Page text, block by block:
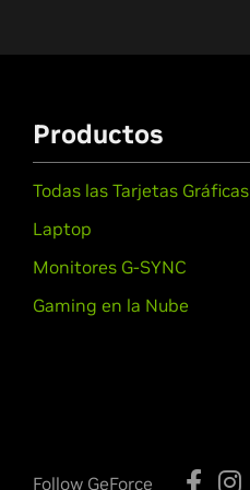
Productos
Todas las Tarjetas Gráficas
Laptop
Monitores G-SYNC
Gaming en la Nube
Follow GeForce